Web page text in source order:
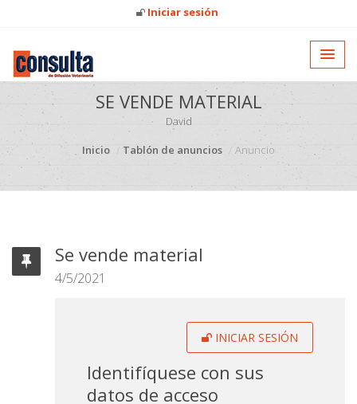
Iniciar sesión
SE VENDE MATERIAL
David
Inicio
Tablón de anuncios Anuncio
Se vende material
4/5/2021
INICIAR SESIÓN
Identifíquese con sus
datos de acceso